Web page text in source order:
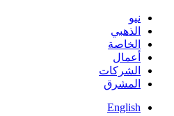
نيو
الذهبي
الخاصة
أعمال
الشركات
المشرق
English